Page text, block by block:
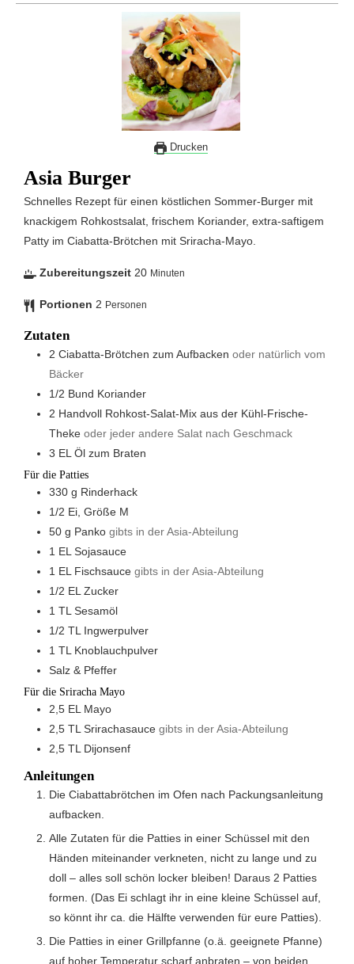
Drucken
Asia Burger
Schnelles Rezept für einen köstlichen Sommer-Burger mit
knackigem Rohkostsalat, frischem Koriander, extra-saftigem
Patty im Ciabatta-Brötchen mit Sriracha-Mayo.
Zubereitungszeit 20 Minuten
Portionen 2 Personen
Zutaten
2 Ciabatta-Brötchen zum Aufbacken oder natürlich vom
Bäcker
1/2 Bund Koriander
2 Handvoll Rohkost-Salat-Mix aus der Kühl-Frische-
Theke oder jeder andere Salat nach Geschmack
3 EL Öl zum Braten
Für die Patties
330 g Rinderhack
1/2 Ei, Größe M
50 g Panko gibts in der Asia-Abteilung
1 EL Sojasauce
1 EL Fischsauce gibts in der Asia-Abteilung
1/2 EL Zucker
1 TL Sesamöl
1/2 TL Ingwerpulver
1 TL Knoblauchpulver
Salz & Pfeffer
Für die Sriracha Mayo
2,5 EL Mayo
2,5 TL Srirachasauce gibts in der Asia-Abteilung
2,5 TL Dijonsenf
Anleitungen
Die Ciabattabrötchen im Ofen nach Packungsanleitung
aufbacken.
Alle Zutaten für die Patties in einer Schüssel mit den
Händen miteinander verkneten, nicht zu lange und zu
doll – alles soll schön locker bleiben! Daraus 2 Patties
formen. (Das Ei schlagt ihr in eine kleine Schüssel auf,
so könnt ihr ca. die Hälfte verwenden für eure Patties).
Die Patties in einer Grillpfanne (o.ä. geeignete Pfanne)
auf hoher Temperatur scharf anbraten – von beiden